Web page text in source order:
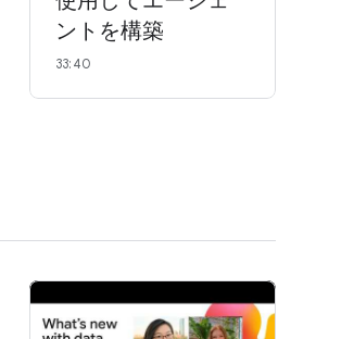
ントを構築
33:40